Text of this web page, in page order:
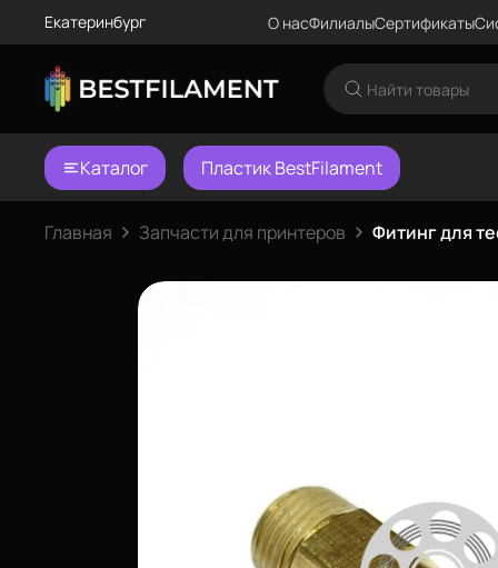
Екатеринбург О насФилиалыСертификаты
Каталог Пластик BestFilament
Главная Запчасти для принтеров Фитинг для